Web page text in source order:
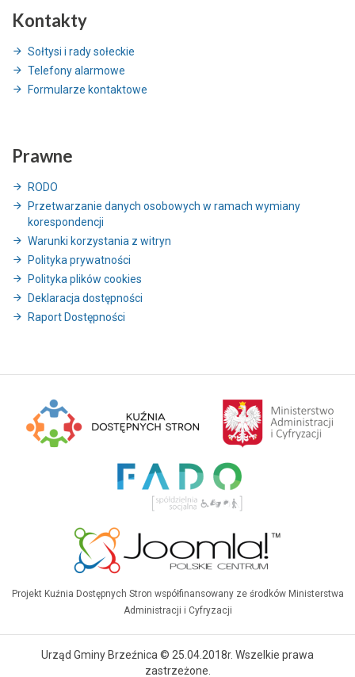
Kontakty
Sołtysi i rady sołeckie
Telefony alarmowe
Formularze kontaktowe
Prawne
RODO
Przetwarzanie danych osobowych w ramach wymiany
korespondencji
Warunki korzystania z witryn
Polityka prywatności
Polityka plików cookies
Deklaracja dostępności
Raport Dostępności
Projekt Kuźnia Dostępnych Stron współfinansowany ze środków Ministerstwa
Administracji i Cyfryzacji
Urząd Gminy Brzeźnica © 25.04.2018r. Wszelkie prawa
zastrzeżone.